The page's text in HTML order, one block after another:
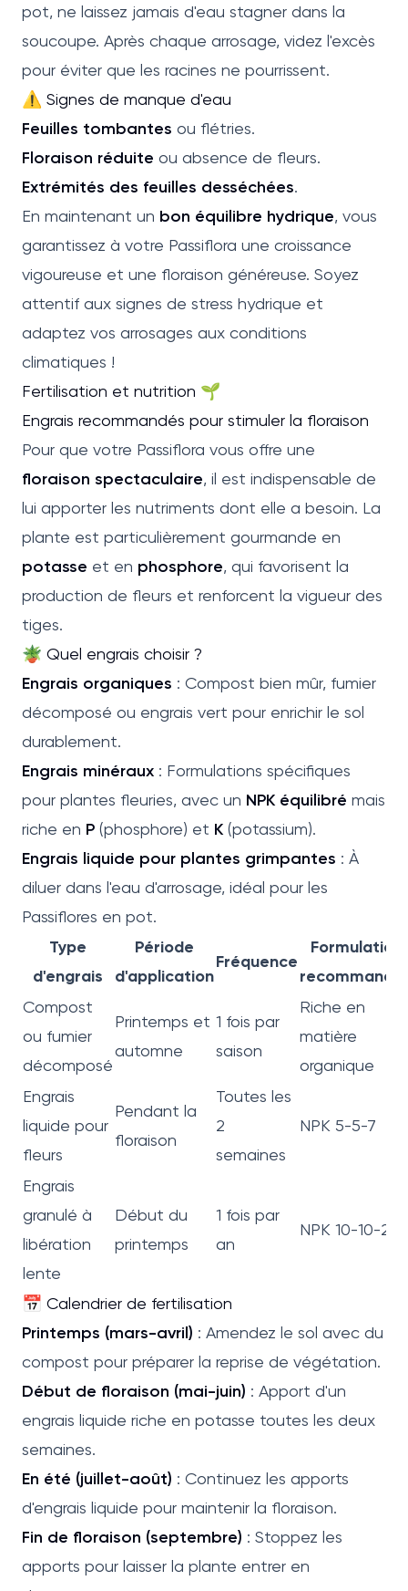
pot, ne laissez jamais d'eau stagner dans la
soucoupe. Après chaque arrosage, videz l'excès
pour éviter que les racines ne pourrissent.
⚠️ Signes de manque d'eau
Feuilles tombantes ou flétries.
Floraison réduite ou absence de fleurs.
Extrémités des feuilles desséchées.
En maintenant un bon équilibre hydrique, vous
garantissez à votre Passiflora une croissance
vigoureuse et une floraison généreuse. Soyez
attentif aux signes de stress hydrique et
adaptez vos arrosages aux conditions
climatiques !
Fertilisation et nutrition 🌱
Engrais recommandés pour stimuler la floraison
Pour que votre Passiflora vous offre une
floraison spectaculaire, il est indispensable de
lui apporter les nutriments dont elle a besoin. La
plante est particulièrement gourmande en
potasse et en phosphore, qui favorisent la
production de fleurs et renforcent la vigueur des
tiges.
🪴 Quel engrais choisir ?
Engrais organiques : Compost bien mûr, fumier
décomposé ou engrais vert pour enrichir le sol
durablement.
Engrais minéraux : Formulations spécifiques
pour plantes fleuries, avec un NPK équilibré mais
riche en P (phosphore) et K (potassium).
Engrais liquide pour plantes grimpantes : À
diluer dans l'eau d'arrosage, idéal pour les
Passiflores en pot.
Type
d'engrais
Période
d'application
Fréquence
Formulation
Compost
ou fumier
décomposé
Printemps et
automne
1 fois par
saison
Riche en
matière
organique
Engrais
liquide pour
fleurs
Pendant la
floraison
Toutes les
2
semaines
NPK 5-5-7
Engrais
granulé à
libération
lente
Début du
printemps
1 fois par
an
NPK 10-10-20
📅 Calendrier de fertilisation
Printemps (mars-avril) : Amendez le sol avec du
compost pour préparer la reprise de végétation.
Début de floraison (mai-juin) : Apport d'un
engrais liquide riche en potasse toutes les deux
semaines.
En été (juillet-août) : Continuez les apports
d'engrais liquide pour maintenir la floraison.
Fin de floraison (septembre) : Stoppez les
apports pour laisser la plante entrer en